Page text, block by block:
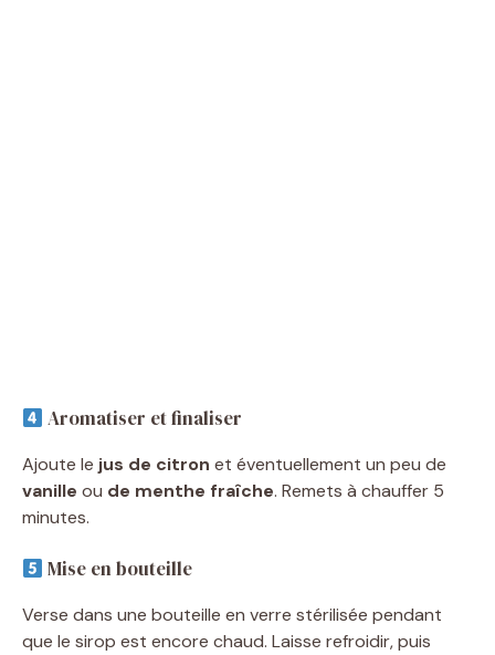
Aromatiser et finaliser
Ajoute le jus de citron et éventuellement un peu de
vanille ou de menthe fraîche. Remets à chauffer 5
minutes.
Mise en bouteille
Verse dans une bouteille en verre stérilisée pendant
que le sirop est encore chaud. Laisse refroidir, puis